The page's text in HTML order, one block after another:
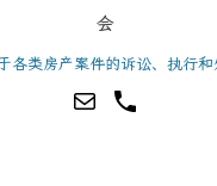
会
各类房产案件的诉讼、执行和